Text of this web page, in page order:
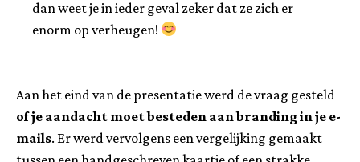
dan weet je in ieder geval zeker dat ze zich er
enorm op verheugen!
Aan het eind van de presentatie werd de vraag gesteld
of je aandacht moet besteden aan branding in je e-
mails. Er werd vervolgens een vergelijking gemaakt